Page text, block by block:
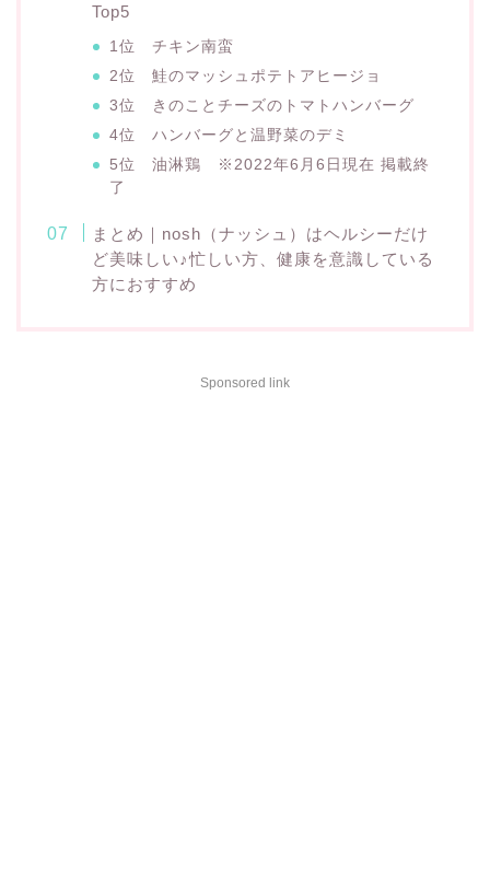
Top5
1位 チキン南蛮
2位 鮭のマッシュポテトアヒージョ
3位 きのことチーズのトマトハンバーグ
4位 ハンバーグと温野菜のデミ
5位 油淋鶏 ※2022年6月6日現在 掲載終
了
まとめ｜nosh（ナッシュ）はヘルシーだけ
ど美味しい♪忙しい方、健康を意識している
方におすすめ
Sponsored link